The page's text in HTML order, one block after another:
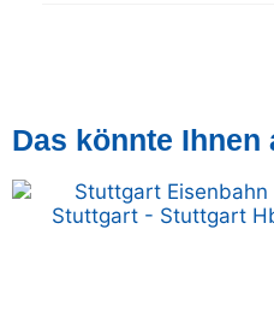
Das könnte Ihnen